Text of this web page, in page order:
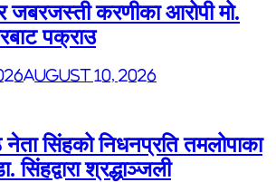
जबरजस्ती करणीका आरोपी मो.
पक्राउ
August 10, 2026
नेता सिंहको निधनप्रति तमलोपाका
सिंहद्वारा श्रद्धाञ्जली